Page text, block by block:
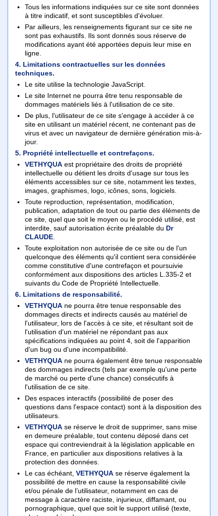
Tous les informations indiquées sur ce site sont données
à titre indicatif, et sont susceptibles d'évoluer.
Par ailleurs, les renseignements figurant sur ce site ne
sont pas exhaustifs. Ils sont donnés sous réserve de
modifications ayant été apportées depuis leur mise en
ligne.
4. Limitations contractuelles sur les données
techniques.
Le site utilise la technologie JavaScript.
Le site Internet ne pourra être tenu responsable de
dommages matériels liés à l'utilisation de ce site.
De plus, l'utilisateur de ce site s'engage à accéder à ce
site en utilisant un matériel récent, ne contenant pas de
virus et avec un navigateur de dernière génération mis-à-
jour.
5. Propriété intellectuelle et contrefaçons.
VETHYQUA est propriétaire des droits de propriété
intellectuelle ou détient les droits d'usage sur tous les
éléments accessibles sur ce site, notamment les textes,
images, graphismes, logo, icônes, sons, logiciels.
Toute reproduction, représentation, modification,
publication, adaptation de tout ou partie des éléments de
ce site, quel que soit le moyen ou le procédé utilisé, est
interdite, sauf autorisation écrite préalable du Dr
CLAUDE
Toute exploitation non autorisée de ce site ou de l'un
quelconque des éléments qu'il contient sera considérée
comme constitutive d'une contrefaçon et poursuivie
conformément aux dispositions des articles L.335-2 et
suivants du Code de Propriété Intellectuelle.
6. Limitations de responsabilité.
VETHYQUA ne pourra être tenue responsable des
dommages directs et indirects causés au matériel de
l'utilisateur, lors de l'accès à ce site, et résultant soit de
l'utilisation d'un matériel ne répondant pas aux
spécifications indiquées au point 4, soit de l'apparition
d'un bug ou d'une incompatibilité.
VETHYQUA ne pourra également être tenue responsable
des dommages indirects (tels par exemple qu'une perte
de marché ou perte d'une chance) consécutifs à
l'utilisation de ce site.
Des espaces interactifs (possibilité de poser des
questions dans l'espace contact) sont à la disposition des
utilisateurs.
VETHYQUA se réserve le droit de supprimer, sans mise
en demeure préalable, tout contenu déposé dans cet
espace qui contreviendrait à la législation applicable en
France, en particulier aux dispositions relatives à la
protection des données.
Le cas échéant,VETHYQUA se réserve également la
possibilité de mettre en cause la responsabilité civile
et/ou pénale de l’utilisateur, notamment en cas de
message à caractère raciste, injurieux, diffamant, ou
pornographique, quel que soit le support utilisé (texte,